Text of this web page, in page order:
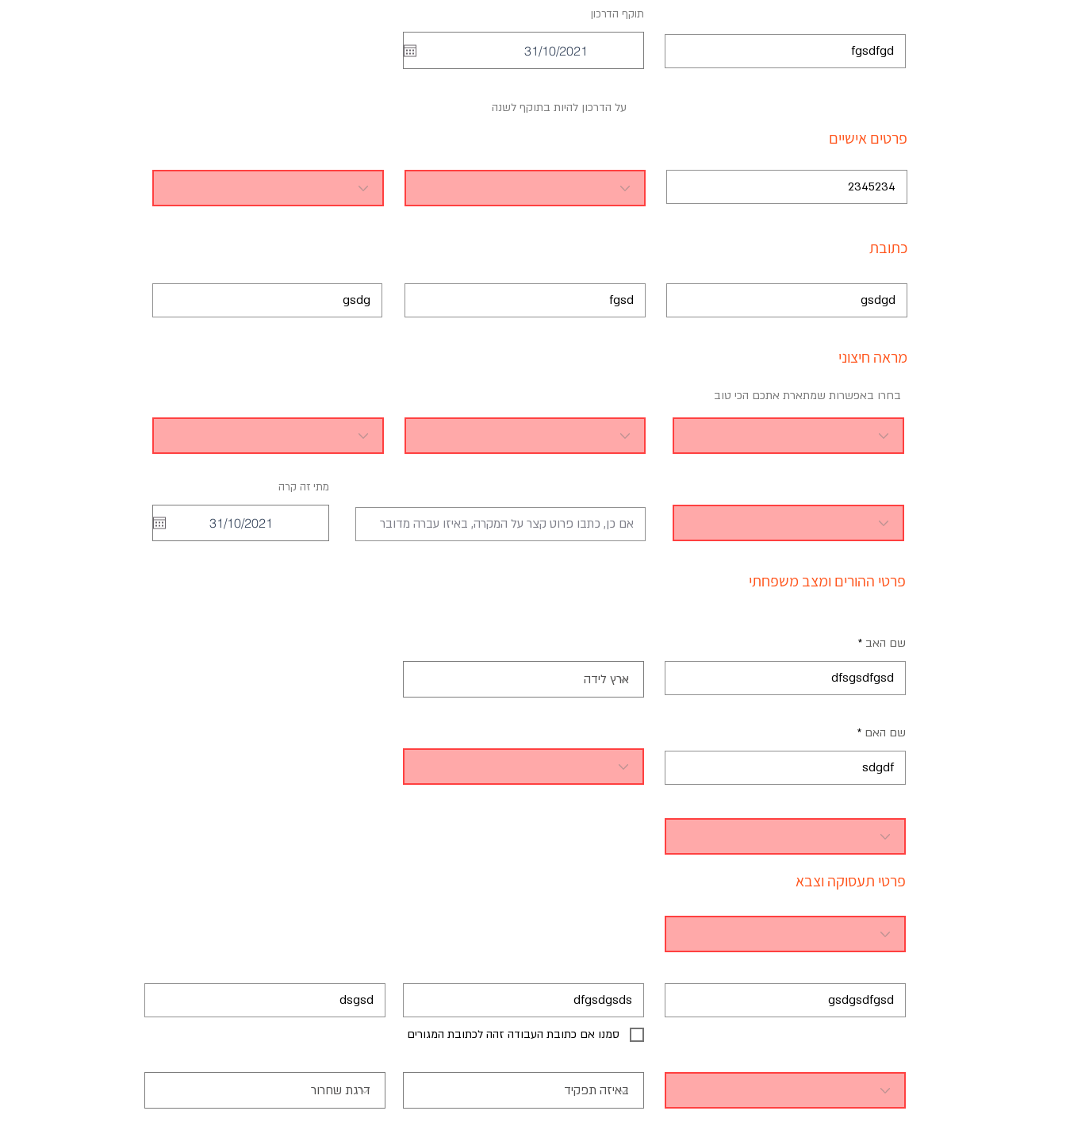
d
תוקף הדרכון
q
u
r
על הדרכון להיות בתוקף לשנה
פרטים אישיים
כתובת
מראה חיצוני
בחרו באפשרות שמתארת אתכם הכי טוב
מתי זה קרה
פרטי ההורים ומצב משפחתי
שם האב
שם האם
פרטי תעסוקה וצבא
סמנו אם כתובת העבודה זהה לכתובת המגורים